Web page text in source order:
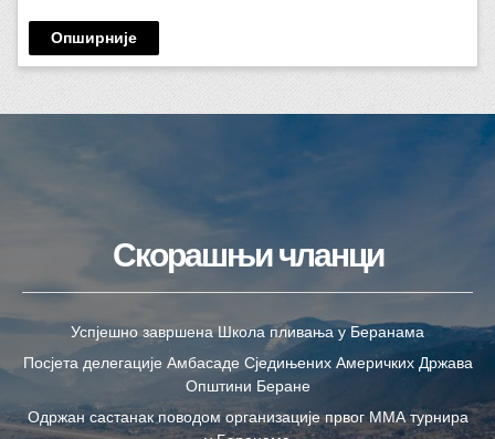
Опширније
Скорашњи чланци
Успјешно завршена Школа пливања у Беранама
Посјета делегације Амбасаде Сједињених Америчких Држава
Општини Беране
Одржан састанак поводом организације првог ММА турнира